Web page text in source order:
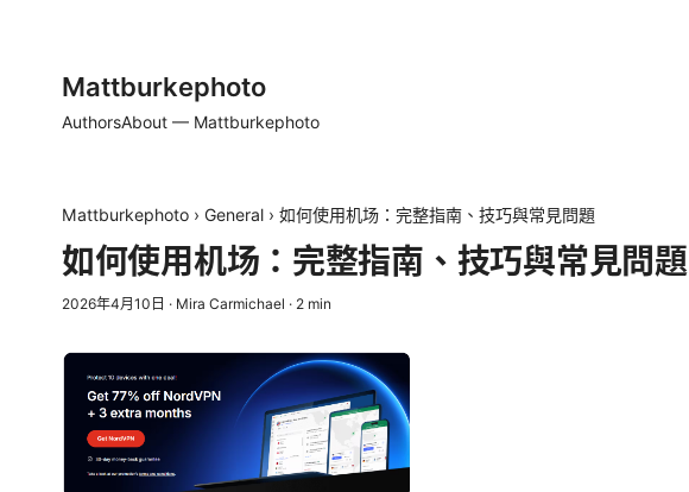
Mattburkephoto
AuthorsAbout — Mattburkephoto
Mattburkephoto › General › 如何使用机场：完整指南、技巧與常見問題
如何使用机场：完整指南、技巧與常見問題
2026年4月10日 · Mira Carmichael · 2 min